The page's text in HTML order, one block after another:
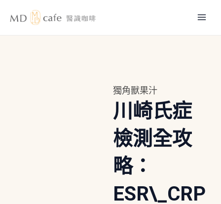
獨角獸果汁
川崎氏症
檢測全攻
略：
ESR\_CRP